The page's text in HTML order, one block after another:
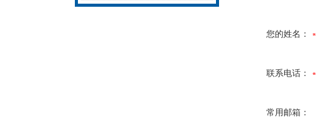
您的姓名：
联系电话：
常用邮箱：